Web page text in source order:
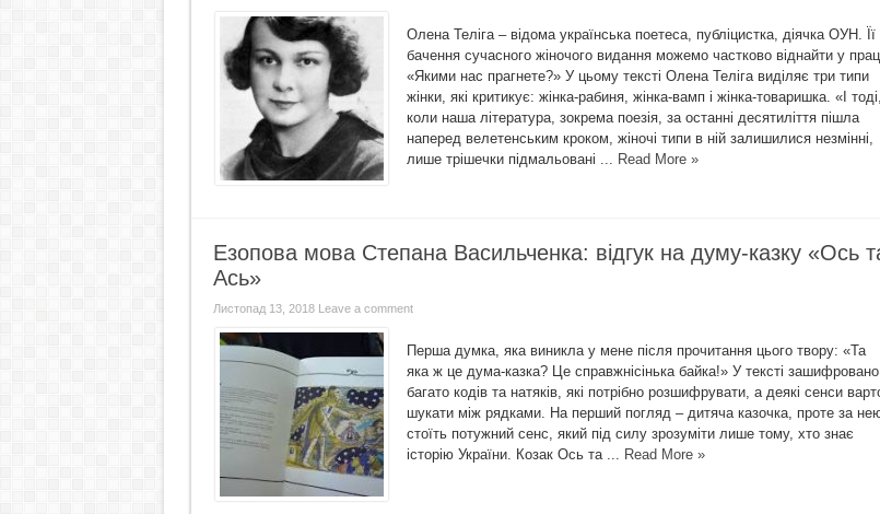
Олена Теліга – відома українська поетеса, публіцистка, діячка ОУН. Її
бачення сучасного жіночого видання можемо частково віднайти у
«Якими нас прагнете?» У цьому тексті Олена Теліга виділяє три типи
жінки, які критикує: жінка-рабиня, жінка-вамп і жінка-товаришка. «І тоді,
коли наша література, зокрема поезія, за останні десятиліття пішла
наперед велетенським кроком, жіночі типи в ній залишилися незмінні,
лише трішечки підмальовані ... Read More »
Езопова мова Степана Васильченка: відгук на думу-казку «Ось
Ась»
Листопад 13, 2018 Leave a comment
Перша думка, яка виникла у мене після прочитання цього твору: «Та
яка ж це дума-казка? Це справжнісінька байка!» У тексті зашифровано
багато кодів та натяків, які потрібно розшифрувати, а деякі сенси
шукати між рядками. На перший погляд – дитяча казочка, проте за
стоїть потужний сенс, який під силу зрозуміти лише тому, хто знає
історію України. Козак Ось та ... Read More »